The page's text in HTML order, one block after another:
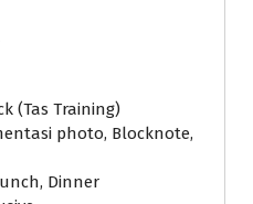
(Tas Training)
photo, Blocknote,
Dinner